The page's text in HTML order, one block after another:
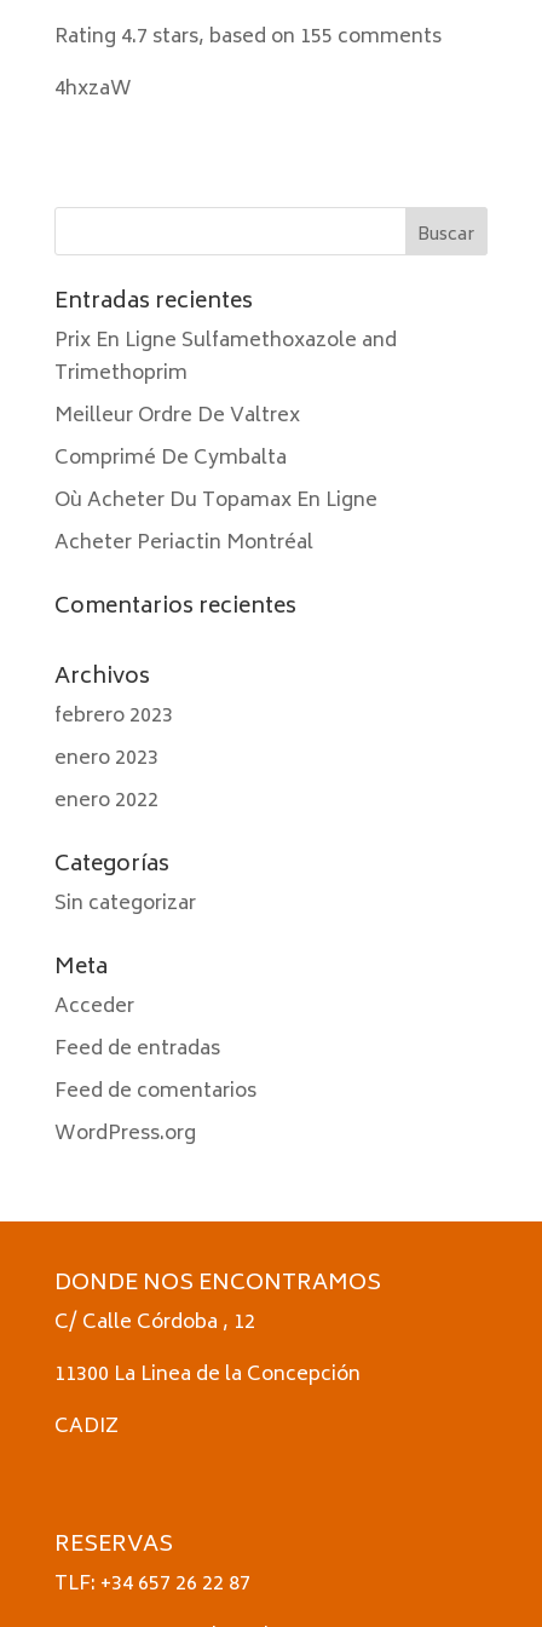
Rating 4.7 stars, based on 155 comments
4hxzaW
Entradas recientes
Prix En Ligne Sulfamethoxazole and
Trimethoprim
Meilleur Ordre De Valtrex
Comprimé De Cymbalta
Où Acheter Du Topamax En Ligne
Acheter Periactin Montréal
Comentarios recientes
Archivos
febrero 2023
enero 2023
enero 2022
Categorías
Sin categorizar
Meta
Acceder
Feed de entradas
Feed de comentarios
WordPress.org
DONDE NOS ENCONTRAMOS
C/ Calle Córdoba , 12
11300 La Linea de la Concepción
CADIZ
RESERVAS
TLF: +34 657 26 22 87